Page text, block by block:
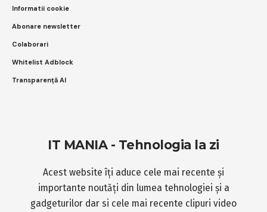
Informatii cookie
Abonare newsletter
Colaborari
Whitelist Adblock
Transparență AI
IT MANIA - Tehnologia la zi
Acest website îți aduce cele mai recente și
importante noutăți din lumea tehnologiei și a
gadgeturilor dar si cele mai recente clipuri video